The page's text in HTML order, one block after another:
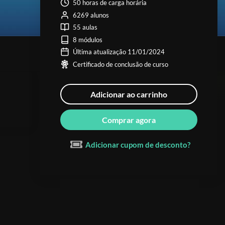
50 horas de carga horária
6269 alunos
55 aulas
8 módulos
Última atualização 11/01/2024
Certificado de conclusão de curso
Adicionar ao carrinho
Comprar agora
Adicionar cupom de desconto?